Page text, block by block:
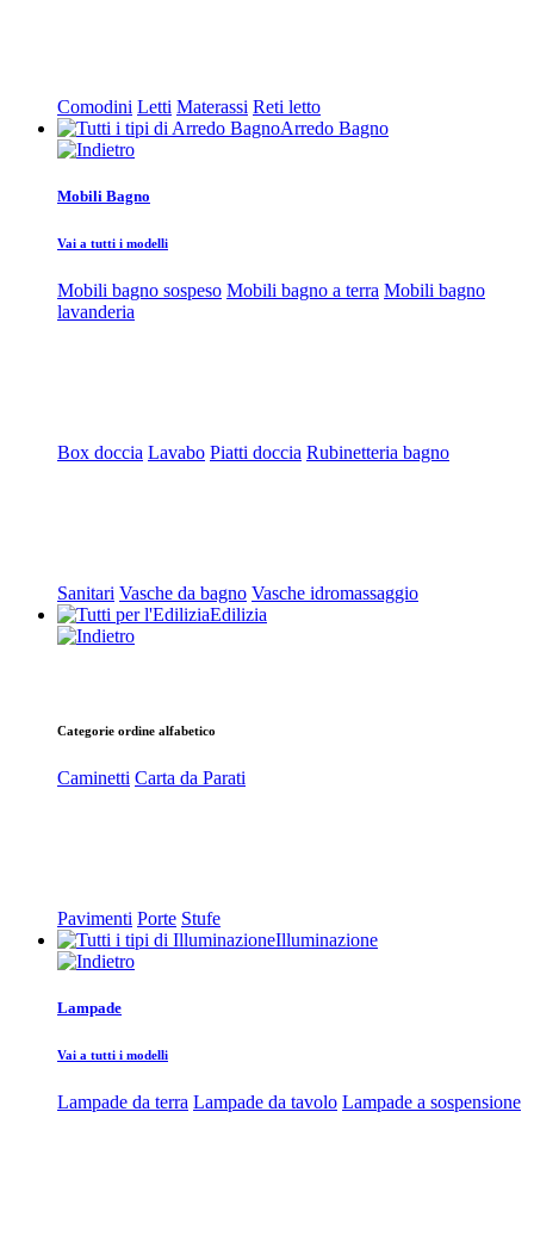
Comodini Letti Materassi Reti letto
Arredo Bagno
Mobili Bagno
Vai a tutti i modelli
Mobili bagno sospeso Mobili bagno a terra Mobili bagno
lavanderia
Box doccia Lavabo Piatti doccia Rubinetteria bagno
Sanitari Vasche da bagno Vasche idromassaggio
Edilizia
Categorie ordine alfabetico
Caminetti Carta da Parati
Pavimenti Porte Stufe
Illuminazione
Lampade
Vai a tutti i modelli
Lampade da terra Lampade da tavolo Lampade a sospensione